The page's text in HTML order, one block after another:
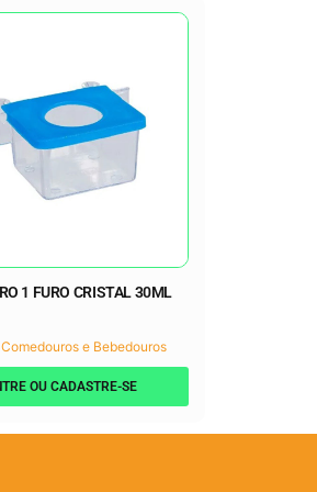
1 FURO CRISTAL 30ML
Comedouros e Bebedouros
OU CADASTRE-SE